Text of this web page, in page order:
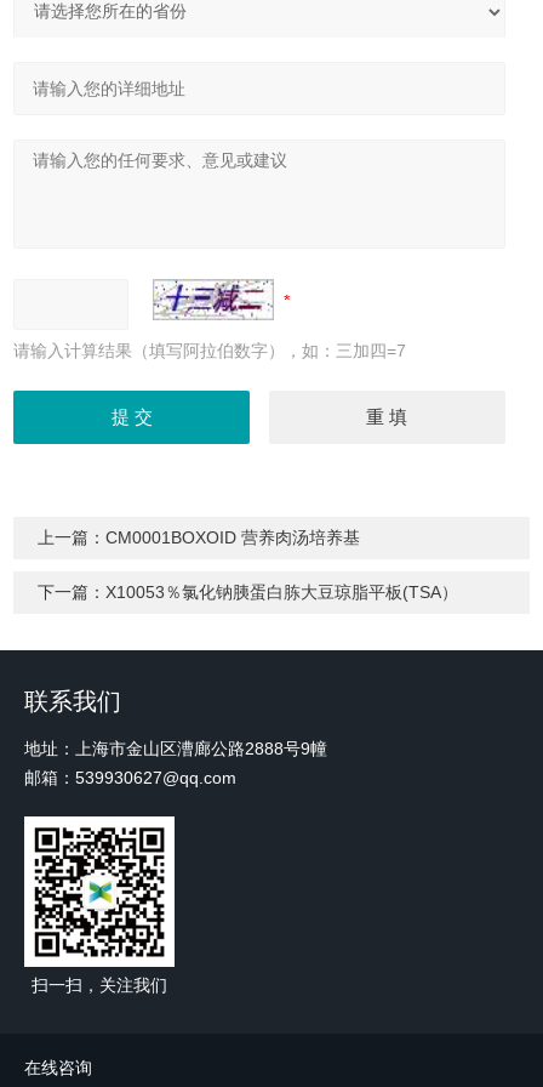
请输入计算结果（填写阿拉伯数字），如：三加四=7
上一篇：CM0001BOXOID 营养肉汤培养基
下一篇： X10053％氯化钠胰蛋白胨大豆琼脂平板(TSA）
联系我们
地址：上海市金山区漕廊公路2888号9幢
邮箱：539930627@qq.com
扫一扫，关注我们
在线咨询